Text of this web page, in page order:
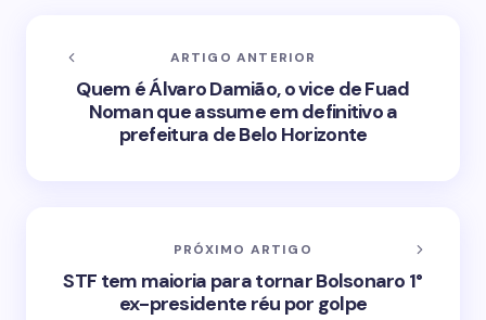
ARTIGO ANTERIOR
Quem é Álvaro Damião, o vice de Fuad
Noman que assume em definitivo a
prefeitura de Belo Horizonte
PRÓXIMO ARTIGO
STF tem maioria para tornar Bolsonaro 1°
ex-presidente réu por golpe